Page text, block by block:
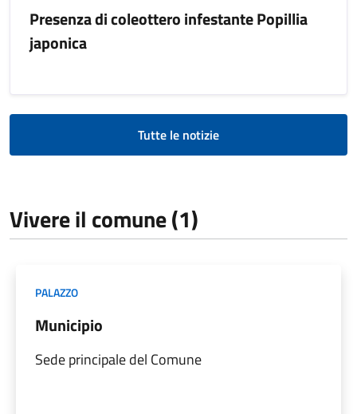
Presenza di coleottero infestante Popillia
japonica
Tutte le notizie
Vivere il comune (1)
PALAZZO
Municipio
Sede principale del Comune